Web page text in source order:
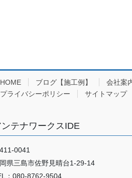
HOME ブログ【施工例】 会社案
プライバシーポリシー
サイトマップ
ンテナワークスIDE
0041
県三島市佐野見晴台1-29-14
：080-8762-9504